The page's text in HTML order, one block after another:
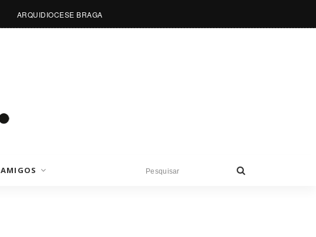
ARQUIDIOCESE BRAGA
AMIGOS